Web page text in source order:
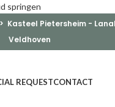
springen
Kasteel Pietersheim -
n
REQUESTCONTACT